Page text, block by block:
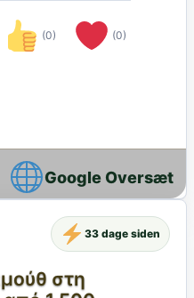
(0) (0)
Google Oversæt
στη
33 dage siden